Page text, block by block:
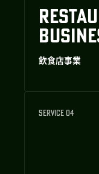
飲食店事業
SERVICE 04